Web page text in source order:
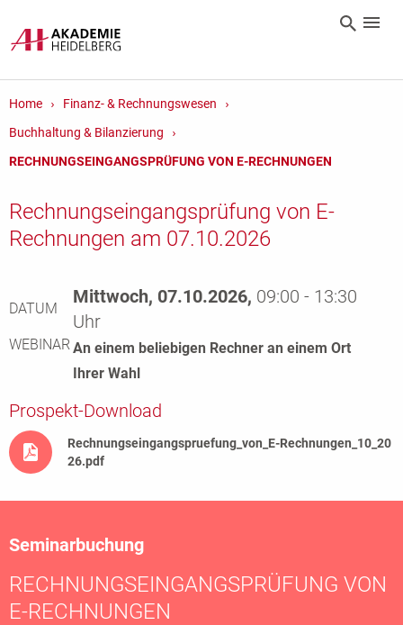
Home
Finanz- & Rechnungswesen
Buchhaltung & Bilanzierung
RECHNUNGSEINGANGSPRÜFUNG VON E-RECHNUNGEN
Rechnungseingangsprüfung von E-
Rechnungen am 07.10.2026
DATUM
Mittwoch, 07.10.2026, 09:00 - 13:30
Uhr
WEBINARAn einem beliebigen Rechner an einem Ort
Ihrer Wahl
Prospekt-Download
Rechnungseingangspruefung_von_E-Rechnungen_10_20
26.pdf
Seminarbuchung
RECHNUNGSEINGANGSPRÜFUNG VON
E-RECHNUNGEN